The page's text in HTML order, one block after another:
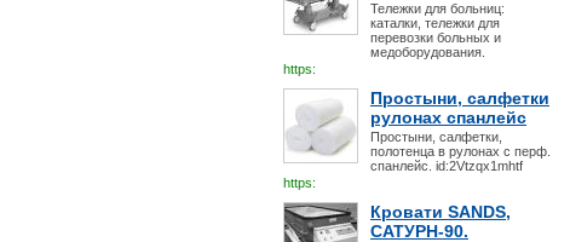
Тележки для больниц:
каталки, тележки для
перевозки больных и
медоборудования.
https:
Простыни, салфетки
рулонах спанлейс
Простыни, салфетки,
полотенца в рулонах с перф.
спанлейс. id:2Vtzqx1mhtf
https:
Кровати SANDS,
САТУРН-90.